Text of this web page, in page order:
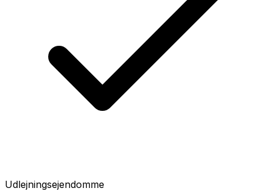
Udlejningsejendomme